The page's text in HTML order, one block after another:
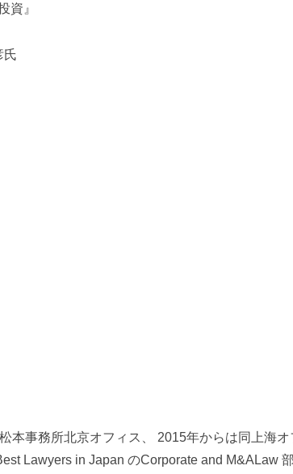
資』
氏
本事務所北京オフィス、 2015年からは同上海
Lawyers in Japan のCorporate and M&ALaw